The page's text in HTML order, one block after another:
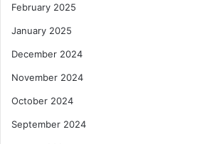
February 2025
January 2025
December 2024
November 2024
October 2024
September 2024